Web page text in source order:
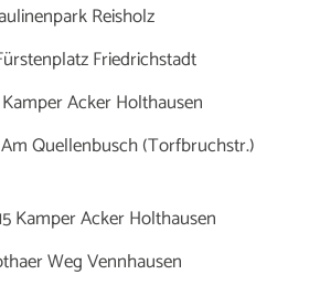
Reisholz
Friedrichstadt
Acker Holthausen
Quellenbusch (Torfbruchstr.)
Kamper Acker Holthausen
Weg Vennhausen